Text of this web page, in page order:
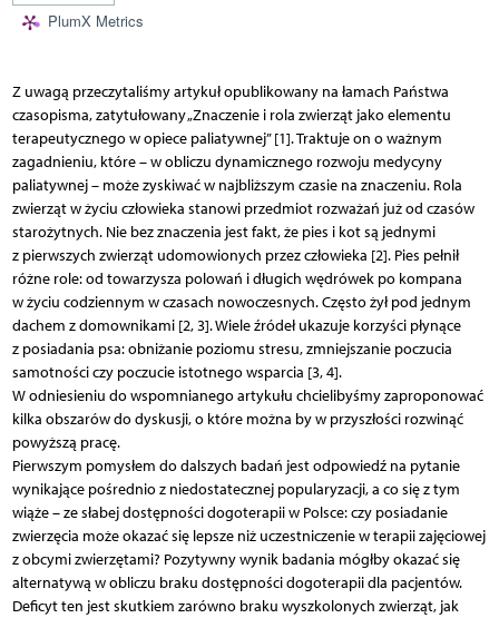
PlumX Metrics
Z uwagą przeczytaliśmy artykuł opublikowany na łamach Państwa
czasopisma, zatytułowany „Znaczenie i rola zwierząt jako elementu
terapeutycznego w opiece paliatywnej” [1]. Traktuje on o ważnym
zagadnieniu, które – w obliczu dynamicznego rozwoju medycyny
paliatywnej – może zyskiwać w najbliższym czasie na znaczeniu. Rola
zwierząt w życiu człowieka stanowi przedmiot rozważań już od czasów
starożytnych. Nie bez znaczenia jest fakt, że pies i kot są jednymi
z pierwszych zwierząt udomowionych przez człowieka [2]. Pies pełnił
różne role: od towarzysza polowań i długich wędrówek po kompana
w życiu codziennym w czasach nowoczesnych. Często żył pod jednym
dachem z domownikami [2, 3]. Wiele źródeł ukazuje korzyści płynące
z posiadania psa: obniżanie poziomu stresu, zmniejszanie poczucia
samotności czy poczucie istotnego wsparcia [3, 4].
W odniesieniu do wspomnianego artykułu chcielibyśmy zaproponować
kilka obszarów do dyskusji, o które można by w przyszłości rozwinąć
powyższą pracę.
Pierwszym pomysłem do dalszych badań jest odpowiedź na pytanie
wynikające pośrednio z niedostatecznej popularyzacji, a co się z tym
wiąże – ze słabej dostępności dogoterapii w Polsce: czy posiadanie
zwierzęcia może okazać się lepsze niż uczestniczenie w terapii zajęciowej
z obcymi zwierzętami? Pozytywny wynik badania mógłby okazać się
alternatywą w obliczu braku dostępności dogoterapii dla pacjentów.
Deficyt ten jest skutkiem zarówno braku wyszkolonych zwierząt, jak